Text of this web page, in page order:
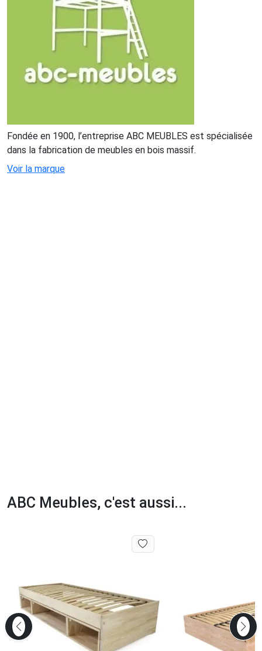
Fondée en 1900, l’entreprise ABC MEUBLES est spécialisée
dans la fabrication de meubles en bois massif.
Voir la marque
ABC Meubles, c'est aussi...